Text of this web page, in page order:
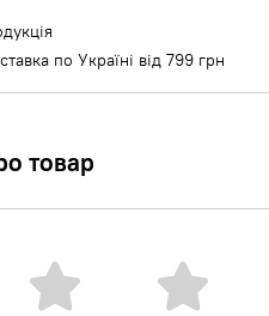
по Україні від 799 грн
товар